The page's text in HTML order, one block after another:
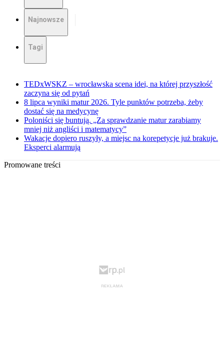
Najnowsze
Tagi
TEDxWSKZ – wrocławska scena idei, na której przyszłość
zaczyna się od pytań
8 lipca wyniki matur 2026. Tyle punktów potrzeba, żeby
dostać się na medycynę
Poloniści się buntują. „Za sprawdzanie matur zarabiamy
mniej niż angliści i matematycy”
Wakacje dopiero ruszyły, a miejsc na korepetycje już brakuje.
Eksperci alarmują
Promowane treści